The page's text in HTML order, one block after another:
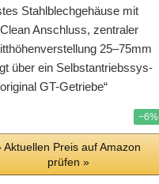
Stahl­blech­ge­häu­se mit
Anschluss, zen­tra­ler
25–75mm
über ein Selbst­an­triebs­sys­
GT-Getriebe“
−6%
Aktu­el­len Preis auf Ama­zon
prü­fen »